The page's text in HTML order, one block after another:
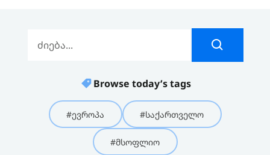
Browse today’s tags
#ევროპა #საქართველო
#მსოფლიო